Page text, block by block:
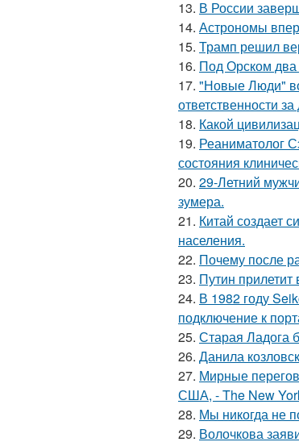
13. В России
14. Астрономы
15. Трамп решил
16. Под Орском
17. "Новые Люди"
ответственности
18. Какой
19. Реаниматолог
состояния
20. 29-Летний
зумера.
21. Китай создает
населения.
22. Почему после
23. Путин прилетит
24. В 1982 году
подключение к
25. Старая Ладога
26. Данила
27. Мирные
США, - The New
28. Мы никогда не
29. Волочкова